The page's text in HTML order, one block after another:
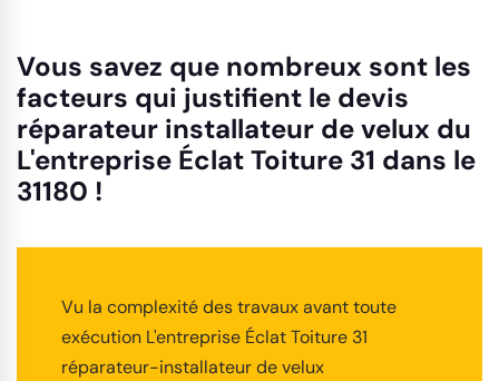
Vous savez que nombreux sont les
facteurs qui justifient le devis
réparateur installateur de velux du
L'entreprise Éclat Toiture 31 dans le
31180 !
Vu la complexité des travaux avant toute
exécution L'entreprise Éclat Toiture 31
réparateur-installateur de velux